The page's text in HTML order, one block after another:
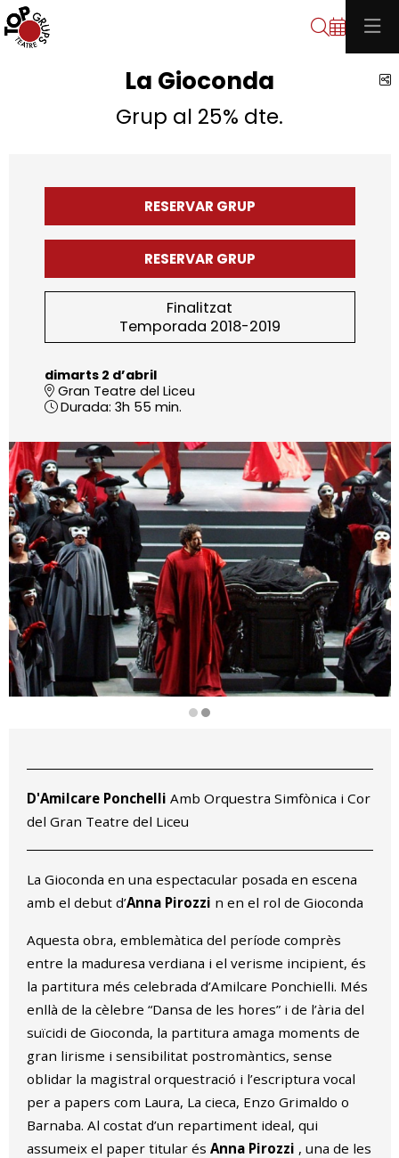
Cerca
La Gioconda
Grup al 25% dte.
RESERVAR GRUP
RESERVAR GRUP
Finalitzat
Temporada 2018-2019
dimarts 2 d’abril
Gran Teatre del Liceu
Durada: 3h 55 min.
D'Amilcare Ponchelli Amb Orquestra Simfònica i Cor
del Gran Teatre del Liceu
La Gioconda en una espectacular posada en escena
amb el debut d’Anna Pirozzi n en el rol de Gioconda
Aquesta obra, emblemàtica del període comprès
entre la maduresa verdiana i el verisme incipient, és
la partitura més celebrada d’Amilcare Ponchielli. Més
enllà de la cèlebre “Dansa de les hores” i de l’ària del
suïcidi de Gioconda, la partitura amaga moments de
gran lirisme i sensibilitat postromàntics, sense
oblidar la magistral orquestració i l’escriptura vocal
per a papers com Laura, La cieca, Enzo Grimaldo o
Barnaba. Al costat d’un repartiment ideal, qui
assumeix el paper titular és Anna Pirozzi , una de les